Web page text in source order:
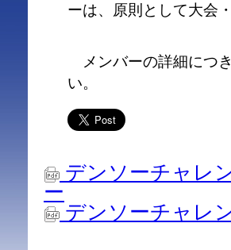
ーは、原則として大会
メンバーの詳細につ
い。
デンソーチャレ
ー
デンソーチャレ